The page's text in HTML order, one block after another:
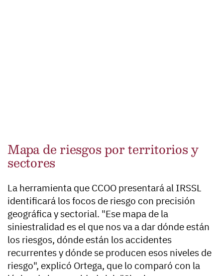
Mapa de riesgos por territorios y
sectores
La herramienta que CCOO presentará al IRSSL
identificará los focos de riesgo con precisión
geográfica y sectorial. "Ese mapa de la
siniestralidad es el que nos va a dar dónde están
los riesgos, dónde están los accidentes
recurrentes y dónde se producen esos niveles de
riesgo", explicó Ortega, que lo comparó con la